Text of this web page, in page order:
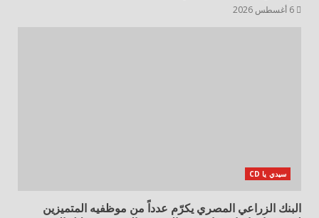
سيدي يا CD
البنك الزراعي المصري يكرّم عدداً من موظفيه المتميزين